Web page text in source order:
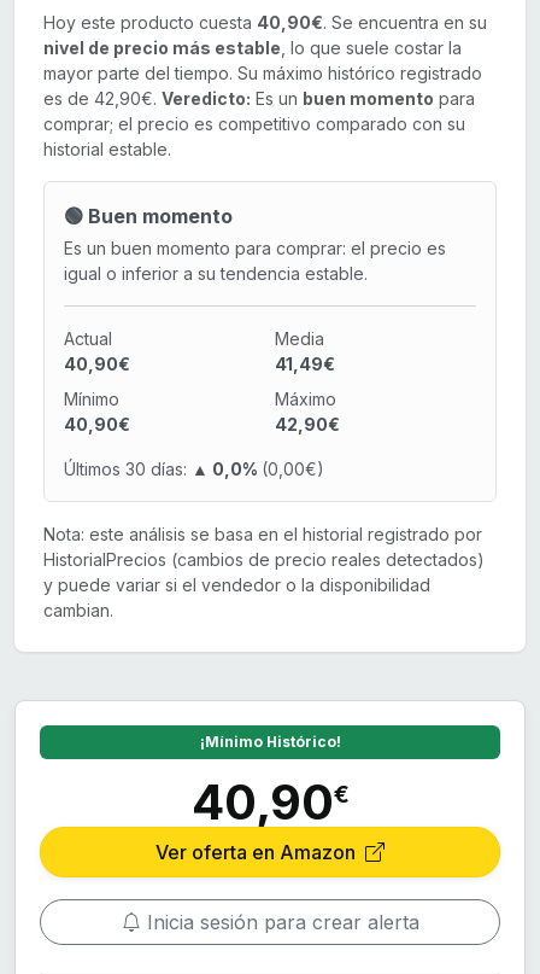
Hoy este producto cuesta 40,90€. Se encuentra en su
nivel de precio más estable , lo que suele costar la
mayor parte del tiempo. Su máximo histórico registrado
es de 42,90€. Veredicto: Es un buen momento para
comprar; el precio es competitivo comparado con su
historial estable.
🟢 Buen momento
Es un buen momento para comprar: el precio es
igual o inferior a su tendencia estable.
Actual
40,90€
Media
41,49€
Mínimo
40,90€
Máximo
42,90€
Últimos 30 días: ▲ 0,0% (0,00€)
Nota: este análisis se basa en el historial registrado por
HistorialPrecios (cambios de precio reales detectados)
y puede variar si el vendedor o la disponibilidad
cambian.
¡Mínimo Histórico!
40,90€
Ver oferta en Amazon
Inicia sesión para crear alerta